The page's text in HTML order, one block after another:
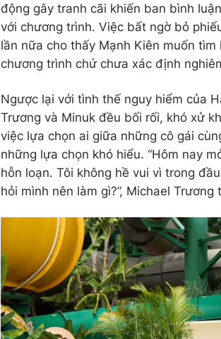
động gây tranh cãi khiến ban bình
với chương trình. Việc bất ngờ bỏ
lần nữa cho thấy Mạnh Kiên muốn
chương trình chứ chưa xác định
Ngược lại với tình thế nguy hiểm của
Trương và Minuk đều bối rối, khó xử
việc lựa chọn ai giữa những cô gái
những lựa chọn khó hiểu. “Hôm nay
hỗn loạn. Tôi không hề vui vì trong
hỏi mình nên làm gì?”, Michael